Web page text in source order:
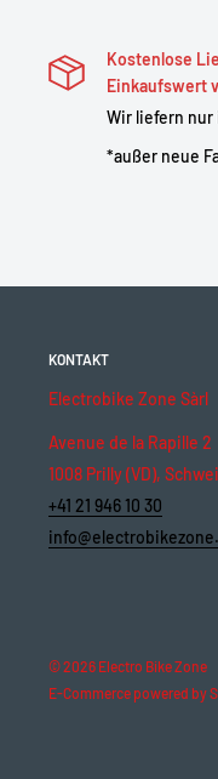
Überhitzung
Nachladen
Gewicht
Autonomie
Kostenlose
Einkaufswert
Wir liefern nur
*außer neue
KONTAKT
Electrobike Zone Sàrl
Avenue de la Rapille 2
1008 Prilly (VD),
+41 21 946 10 30
© 2026 Electro Bike Zone
E-Commerce powered by